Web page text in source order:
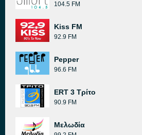
104.5 FM
Kiss FM
92.9 FM
Pepper
96.6 FM
ERT 3 Τρίτο
90.9 FM
Μελωδία